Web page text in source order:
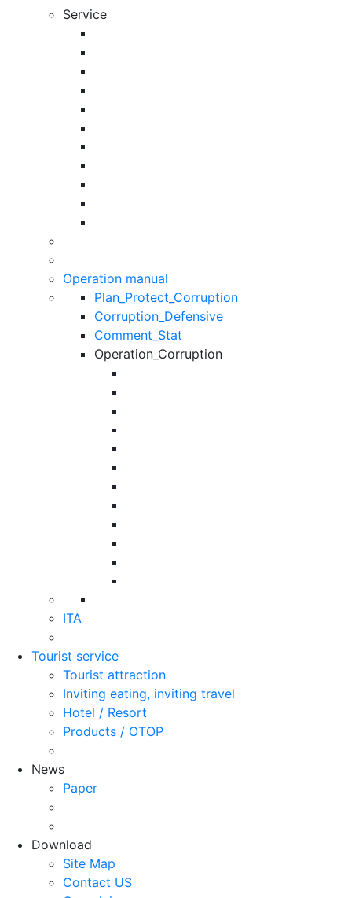
Service
Operation manual
Plan_Protect_Corruption
Corruption_Defensive
Comment_Stat
Operation_Corruption
ITA
Tourist service
Tourist attraction
Inviting eating, inviting travel
Hotel / Resort
Products / OTOP
News
Paper
Download
Site Map
Contact US